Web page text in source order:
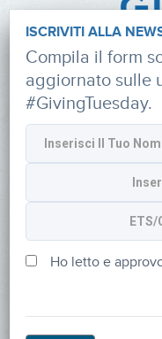
via Roberto
Tel:
ISCRIVITI ALLA
Compila il form
aggiornato sulle
#GivingTuesday.
Ho letto e